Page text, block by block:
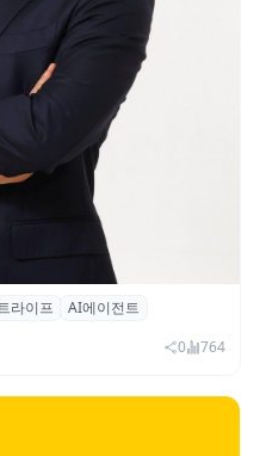
출신 이창헌 영입…
발 본격화
라이프
AI에이전트
0 764